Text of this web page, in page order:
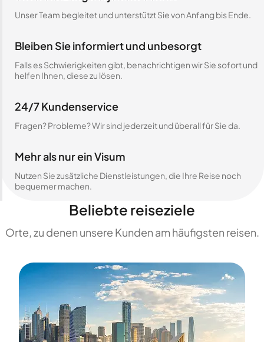
Unser Team begleitet und unterstützt Sie von Anfang bis Ende.
Bleiben Sie informiert und unbesorgt
Falls es Schwierigkeiten gibt, benachrichtigen wir Sie sofort und
helfen Ihnen, diese zu lösen.
24/7 Kundenservice
Fragen? Probleme? Wir sind jederzeit und überall für Sie da.
Mehr als nur ein Visum
Nutzen Sie zusätzliche Dienstleistungen, die Ihre Reise noch
bequemer machen.
Beliebte reiseziele
Orte, zu denen unsere Kunden am häufigsten reisen.